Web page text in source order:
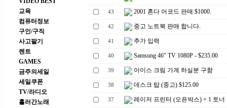
교육
컴퓨터정보
구인/구직
사고팔기
렌트
GAMES
금주의세일
세일쿠폰
TV/라디오
흘러간노래
43 2001 혼다 어코드 판매 $1000.
42 중고 노트북 판매 합니다.
41 추가 입력
40 Samsung 46" TV 1080P - $235.00
39 아이스 크림 가계 하실분 구함
38 데스크 탑 (중고) $125.00
37 레이저 프린터 (오픈박스) + 1 토너